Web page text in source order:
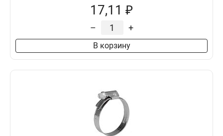
17,11 ₽
– +
В корзину